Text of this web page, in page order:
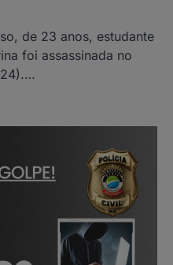
de 23 anos, estudante
foi assassinada no